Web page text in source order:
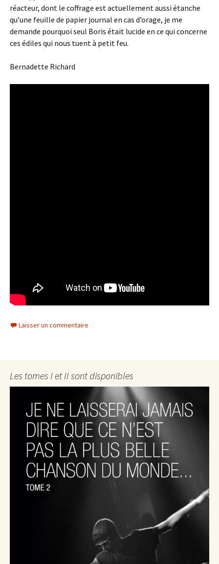
réacteur, dont le coffrage est actuellement aussi étanche
qu’une feuille de papier journal en cas d’orage, je me
demande pourquoi seul Boris était lucide en ce qui concerne
ces édiles qui nous tuent à petit feu.
Bernadette Richard
Laisser un commentaire
Les tomes I et II sont disponibles